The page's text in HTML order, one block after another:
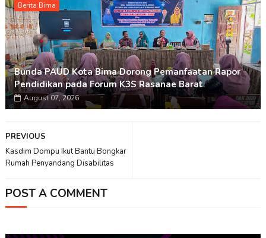
Berita Bima
Bunda PAUD Kota Bima Dorong Pemanfaatan Rapor
Pendidikan pada Forum K3S Rasanae Barat
August 07, 2026
PREVIOUS
Kasdim Dompu Ikut Bantu Bongkar
Rumah Penyandang Disabilitas
POST A COMMENT